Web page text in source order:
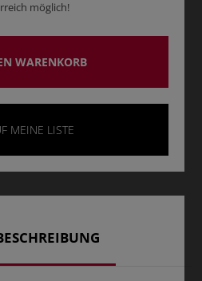
möglich!
WARENKORB
MEINE LISTE